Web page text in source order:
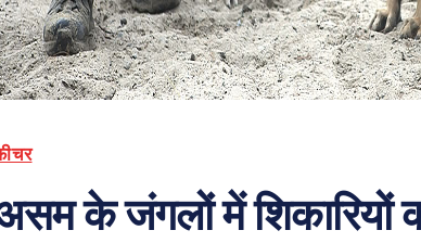
के जंगलों में शिकारियों